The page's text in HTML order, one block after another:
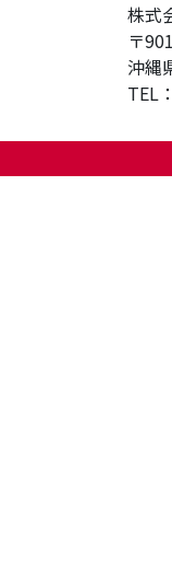
株式
〒
沖縄
TEL